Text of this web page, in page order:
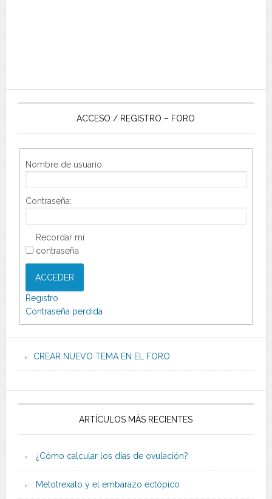
ACCESO / REGISTRO – FORO
Nombre de usuario:
Contraseña:
Recordar mi
contraseña
ACCEDER
Registro
Contraseña perdida
CREAR NUEVO TEMA EN EL FORO
ARTÍCULOS MÁS RECIENTES
¿Cómo calcular los días de ovulación?
Metotrexato y el embarazo ectópico